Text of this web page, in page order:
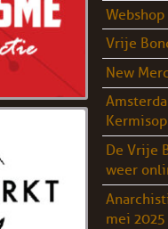
Vrije
New
De Vrije
weer
mei 2025